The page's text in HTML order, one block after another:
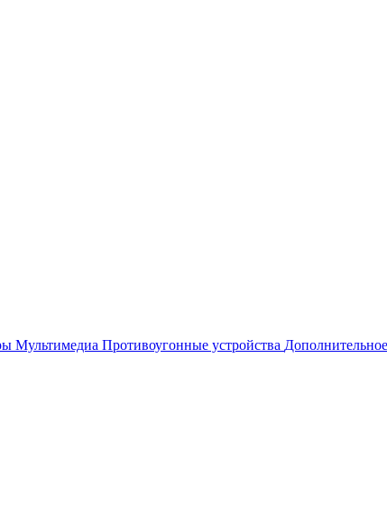
Мультимедиа Противоугонные устройства